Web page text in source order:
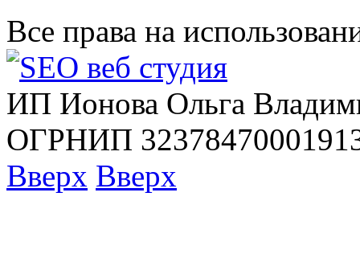
Все права на
ИП Ионова Ольга
ОГРНИП
Вверх Вверх